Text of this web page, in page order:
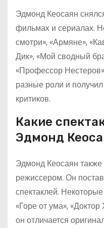
Эдмонд Кеосаян
фильмах и сериалах.
смотри», «Армяне»,
Дик», «Мой сводный
«Профессор
разные роли и
критиков.
Какие
Эдмонд
Эдмонд Кеосаян
режиссером. Он
спектаклей.
«Горе от ума»,
он отличается